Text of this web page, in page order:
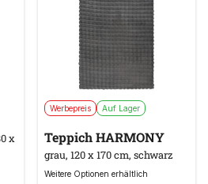
x
Werbepreis Auf Lager
Teppich HARMONY
grau, 120 x 170 cm, schwarz
Weitere Optionen erhältlich